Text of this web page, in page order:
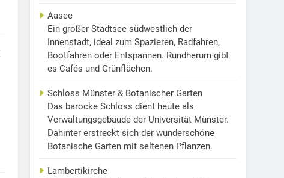
Aasee
Ein großer Stadtsee südwestlich der
Innenstadt, ideal zum Spazieren, Radfahren,
Bootfahren oder Entspannen. Rundherum gibt
es Cafés und Grünflächen.
Schloss Münster & Botanischer Garten
Das barocke Schloss dient heute als
Verwaltungsgebäude der Universität Münster.
Dahinter erstreckt sich der wunderschöne
Botanische Garten mit seltenen Pflanzen.
Lambertikirche